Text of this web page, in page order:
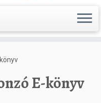
E-könyv